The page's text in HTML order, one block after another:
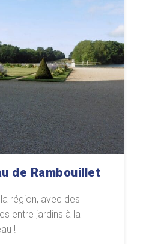
de Rambouillet
région, avec des
entre jardins à la
!